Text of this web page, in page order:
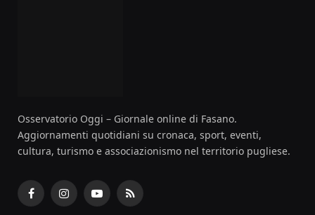
Osservatorio Oggi – Giornale online di Fasano.
Aggiornamenti quotidiani su cronaca, sport, eventi,
cultura, turismo e associazionismo nel territorio pugliese.
FacebookInstagramYouTubeRSS